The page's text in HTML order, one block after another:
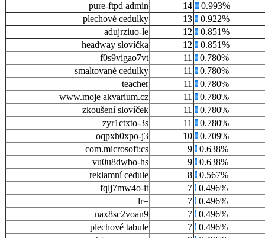
pure-ftpd admin
14
0.993%
plechové cedulky
13
0.922%
adujrziuo-le
12
0.851%
headway slovíčka
12
0.851%
f0s9vigao7vt
11
0.780%
smaltované cedulky
11
0.780%
teacher
11
0.780%
www.moje akvarium.cz
11
0.780%
zkoušení slovíček
11
0.780%
zyr1ctxto-3s
11
0.780%
oqpxh0xpo-j3
10
0.709%
com.microsoft:cs
9
0.638%
vu0u8dwbo-hs
9
0.638%
reklamní cedule
8
0.567%
fqlj7mw4o-it
7
0.496%
lr=
7
0.496%
nax8sc2voan9
7
0.496%
plechové tabule
7
0.496%